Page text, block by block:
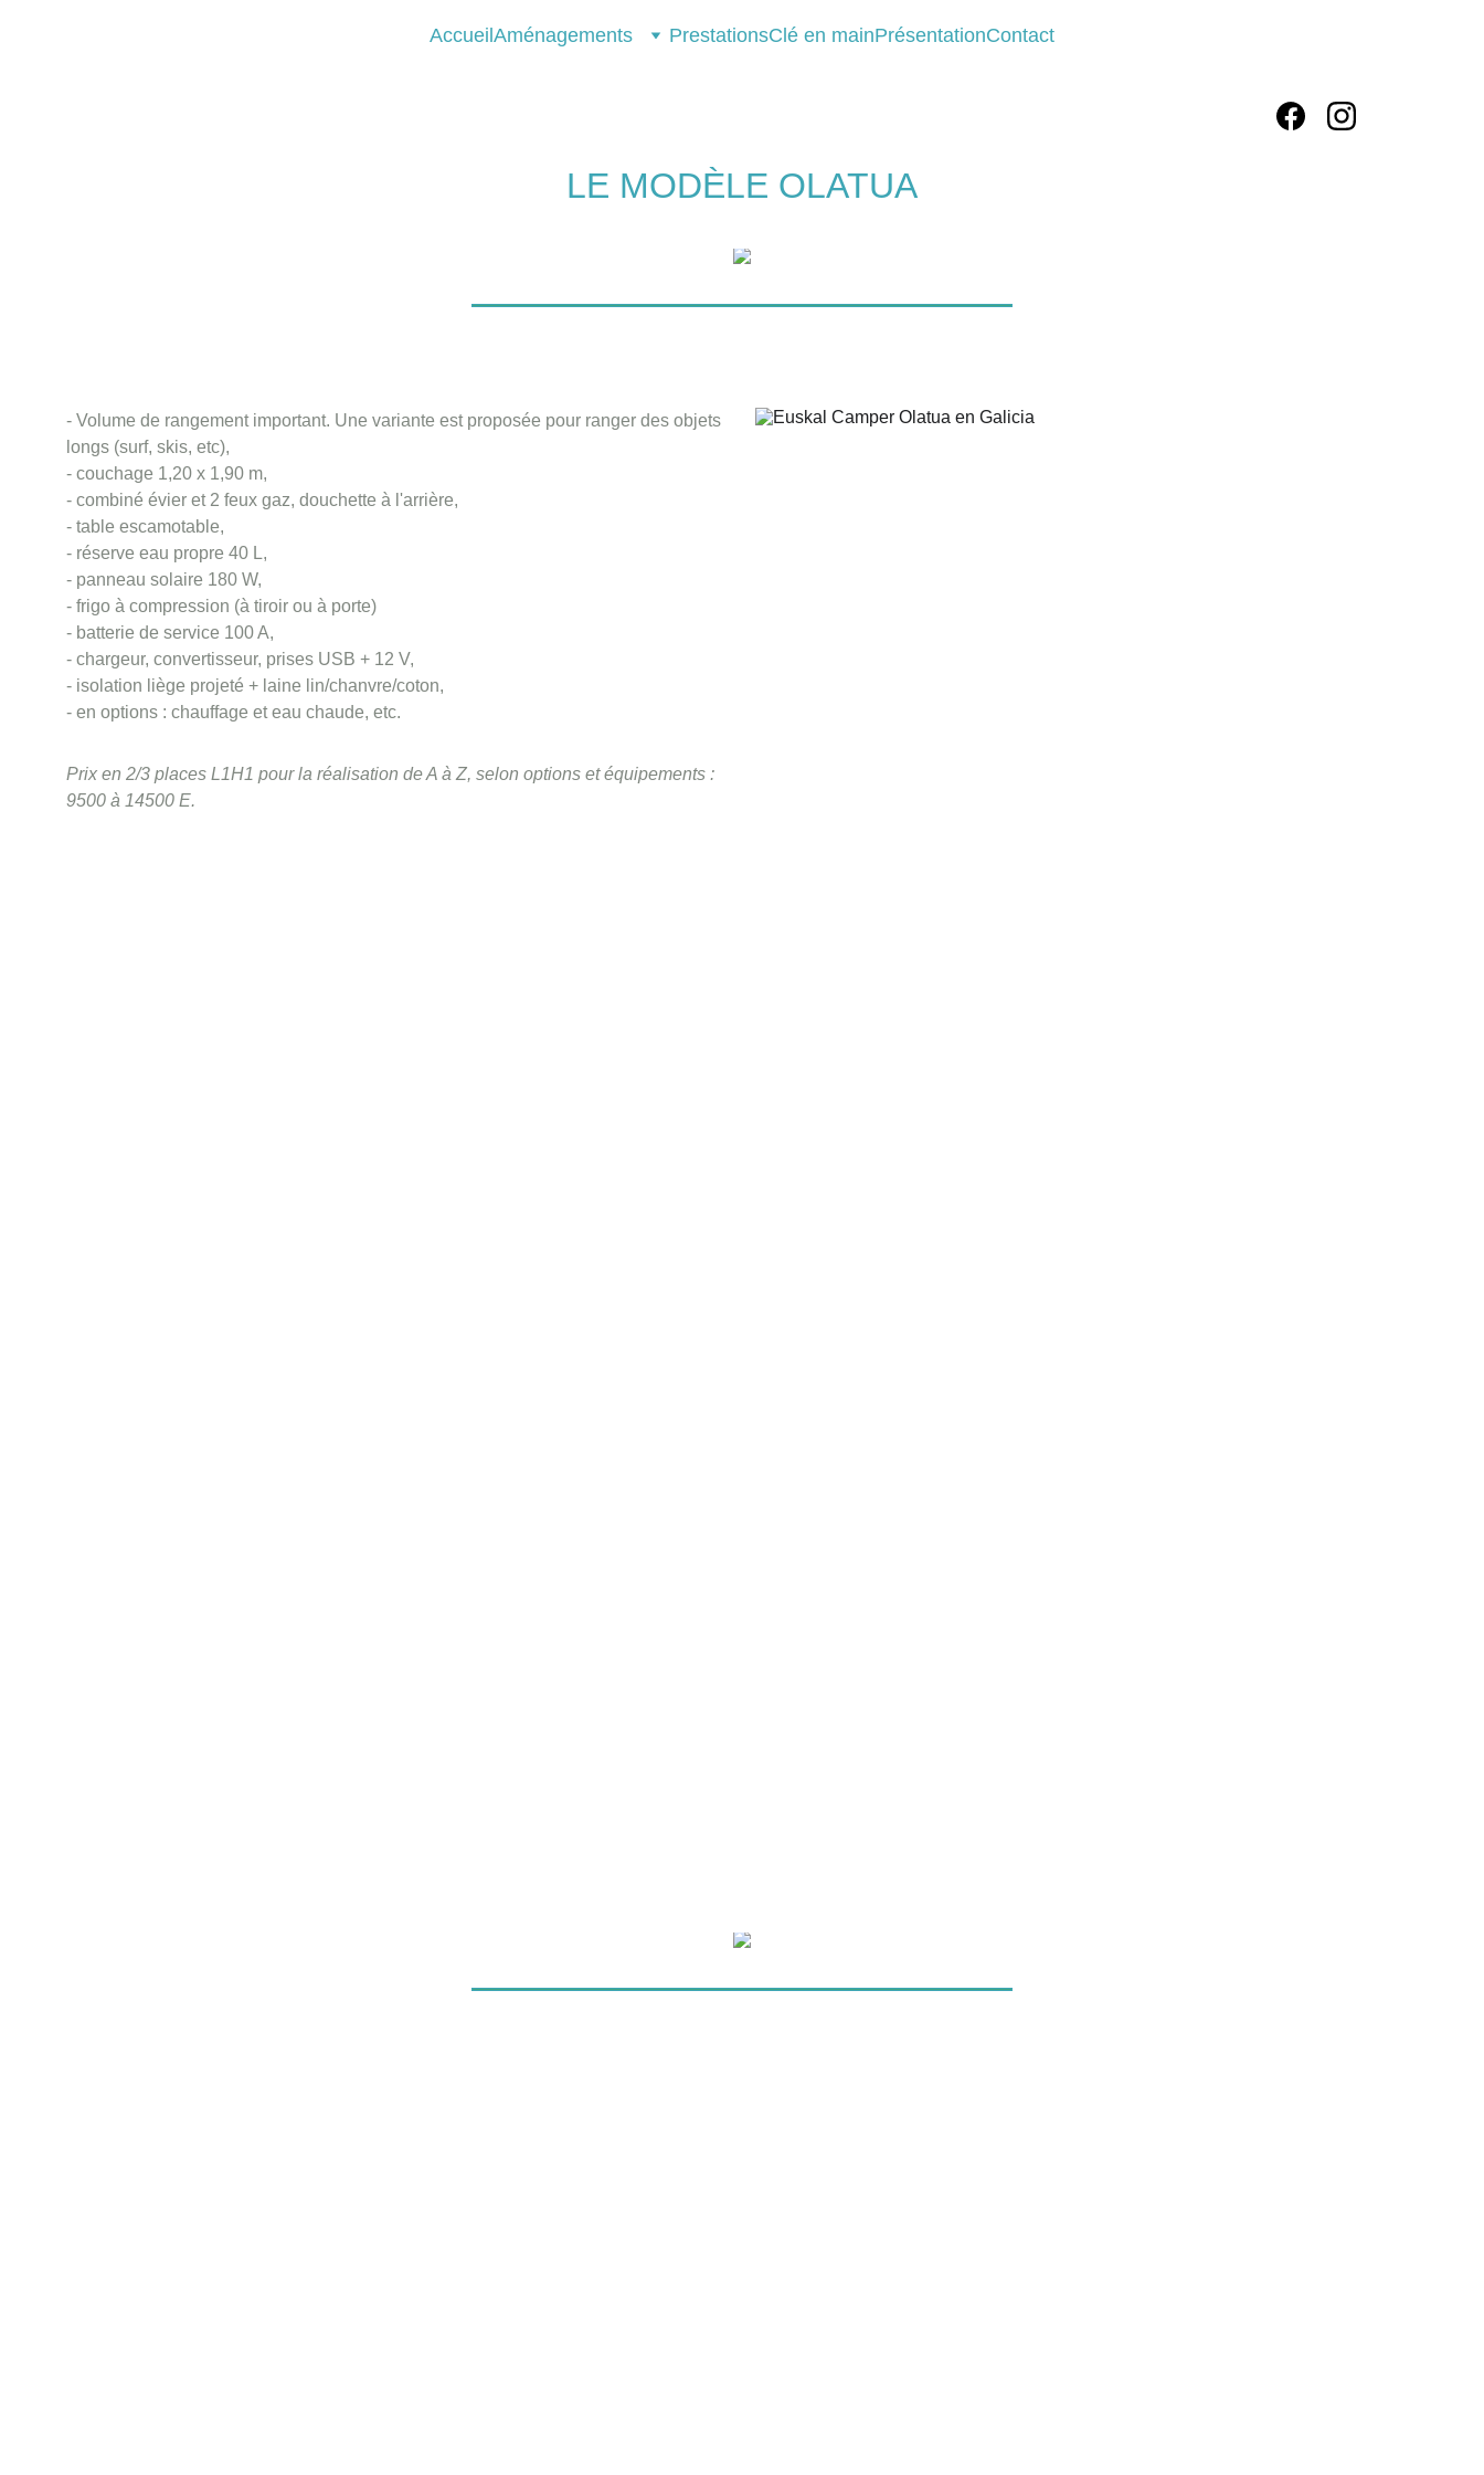
Accueil Aménagements PrestationsClé en mainPrésentationContact
LE MODÈLE OLATUA
- Volume de rangement important. Une variante est proposée pour ranger des objets
longs (surf, skis, etc),
- couchage 1,20 x 1,90 m,
- combiné évier et 2 feux gaz, douchette à l'arrière,
- table escamotable,
- réserve eau propre 40 L,
- panneau solaire 180 W,
- frigo à compression (à tiroir ou à porte)
- batterie de service 100 A,
- chargeur, convertisseur, prises USB + 12 V,
- isolation liège projeté + laine lin/chanvre/coton,
- en options : chauffage et eau chaude, etc.
Prix en 2/3 places L1H1 pour la réalisation de A à Z, selon options et équipements :
9500 à 14500 E.